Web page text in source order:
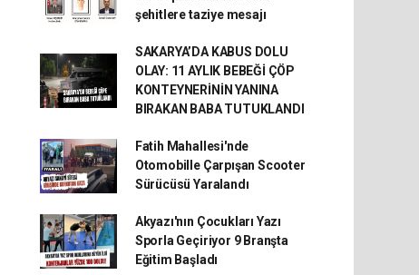
şehitlere taziye mesajı
SAKARYA’DA KABUS DOLU
OLAY: 11 AYLIK BEBEĞİ ÇÖP
KONTEYNERİNİN YANINA
BIRAKAN BABA TUTUKLANDI
Fatih Mahallesi'nde
Otomobille Çarpışan Scooter
Sürücüsü Yaralandı
Akyazı'nın Çocukları Yazı
Sporla Geçiriyor 9 Branşta
Eğitim Başladı